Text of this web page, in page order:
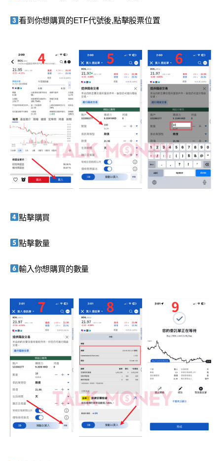
看到你想購買的ETF代號後,點擊股票位置
點擊購買
點擊數量
輸入你想購買的數量